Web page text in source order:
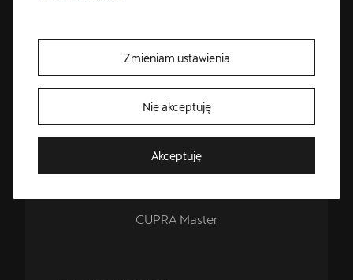
Bezpłatna Jazda Próbna
CUPRA Master
Zmieniam ustawienia
Nie akceptuję
Akceptuję